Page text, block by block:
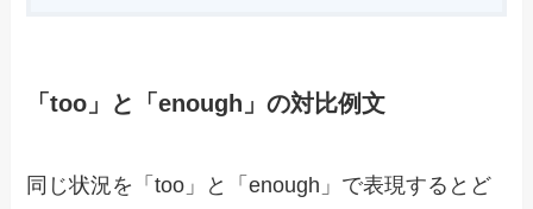
「too」と「enough」の対比例文
同じ状況を「too」と「enough」で表現するとど